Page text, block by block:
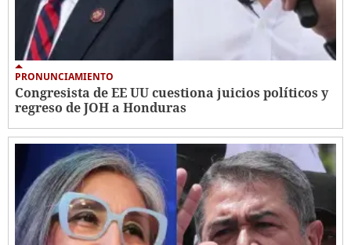
PRONUNCIAMIENTO
Congresista de EE UU cuestiona juicios políticos y
regreso de JOH a Honduras